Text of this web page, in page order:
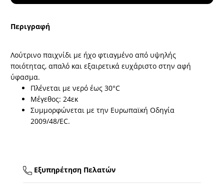
Περιγραφή
Λούτρινο παιχνίδι με ήχο φτιαγμένο από υψηλής
ποιότητας, απαλό και εξαιρετικά ευχάριστο στην αφή
ύφασμα.
Πλένεται με νερό έως 30°C
Μέγεθος: 24εκ
Συμμορφώνεται με την Ευρωπαϊκή Οδηγία
2009/48/EC.
Εξυπηρέτηση Πελατών